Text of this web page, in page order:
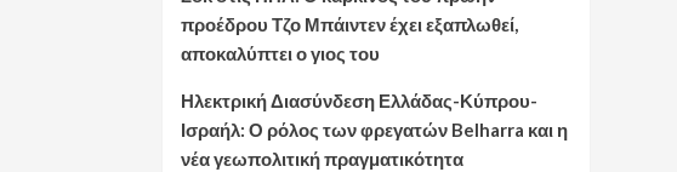
προέδρου Τζο Μπάιντεν έχει εξαπλωθεί,
αποκαλύπτει ο γιος του
Ηλεκτρική Διασύνδεση Ελλάδας-Κύπρου-
Ισραήλ: Ο ρόλος των φρεγατών Belharra και η
νέα γεωπολιτική πραγματικότητα